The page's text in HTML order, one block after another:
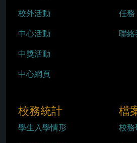
校外活動
中心活動
中獎活動
中心網頁
任務
聯絡
校務統計
學生入學情形
檔
校務